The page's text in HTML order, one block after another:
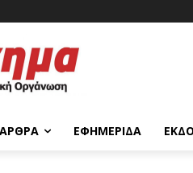
ΆΡΘΡΑ ΕΦΗΜΕΡΊΔΑ